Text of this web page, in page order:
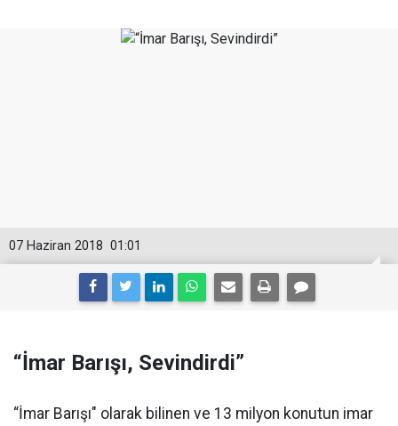
01:01
07 Haziran 2018
“İmar Barışı, Sevindirdi”
“İmar Barışı" olarak bilinen ve 13 milyon konutun imar